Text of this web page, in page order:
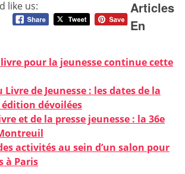
like us:
Articles
En
pour la jeunesse continue cette
Livre de Jeunesse : les dates de la
dévoilées
et de la presse jeunesse : la 36e
activités au sein d’un salon pour
à Paris